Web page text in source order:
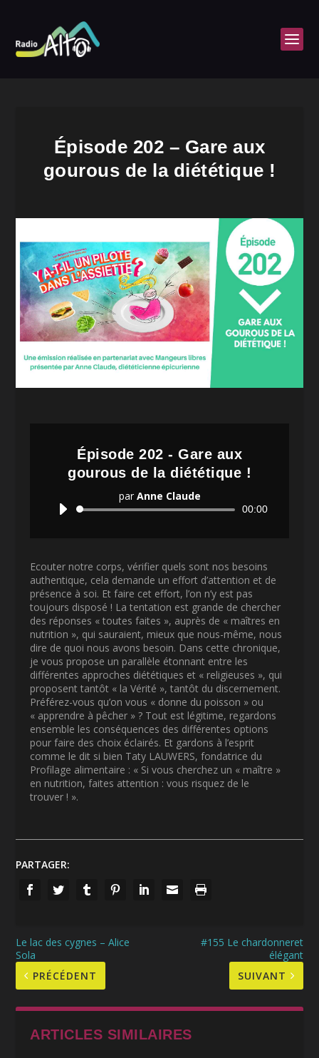
Épisode 202 – Gare aux
gourous de la diététique !
Épisode 202 - Gare aux
gourous de la diététique !
par Anne Claude
Lecteur
00:00
Ecouter notre corps, vérifier quels sont nos besoins
authentique, cela demande un effort d’attention et de
présence à soi. Et faire cet effort, l’on n’y est pas
toujours disposé ! La tentation est grande de chercher
des réponses « toutes faites », auprès de « maîtres en
nutrition », qui sauraient, mieux que nous-même, nous
dire de quoi nous avons besoin. Dans cette chronique,
je vous propose un parallèle étonnant entre les
différentes approches diététiques et « religieuses », qui
proposent tantôt « la Vérité », tantôt du discernement.
Préférez-vous qu’on vous « donne du poisson » ou
« apprendre à pêcher » ? Tout est légitime, regardons
ensemble les conséquences des différentes options
pour faire des choix éclairés. Et gardons à l’esprit
comme le dit si bien Taty LAUWERS, fondatrice du
Profilage alimentaire : « Si vous cherchez un « maître »
en nutrition, faites attention : vous risquez de le
trouver ! ».
PARTAGER:
Le lac des cygnes – Alice
Sola
PRÉCÉDENT
#155 Le chardonneret
élégant
SUIVANT
ARTICLES SIMILAIRES